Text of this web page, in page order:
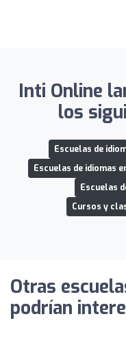
Inti Online
los
Escuelas de
Escuelas de idiomas
Escuelas
Cursos y
Otras
podrían